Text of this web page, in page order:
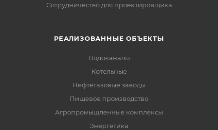
Сотрудничество для проектировщика
РЕАЛИЗОВАННЫЕ ОБЪЕКТЫ
Водоканалы
Котельные
Нефтегазовые заводы
Пищевое производство
Агропромышленные комплексы
Энергетика